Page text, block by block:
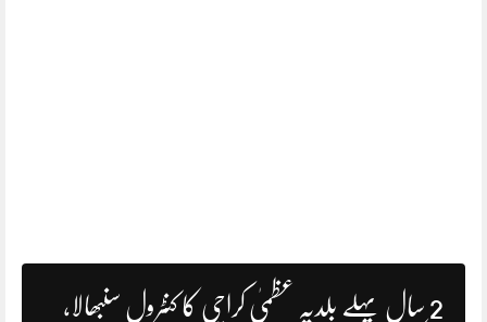
2 سال پہلے بلدیہ عظمیٰ کراچی کا کنٹرول سنبھالا،